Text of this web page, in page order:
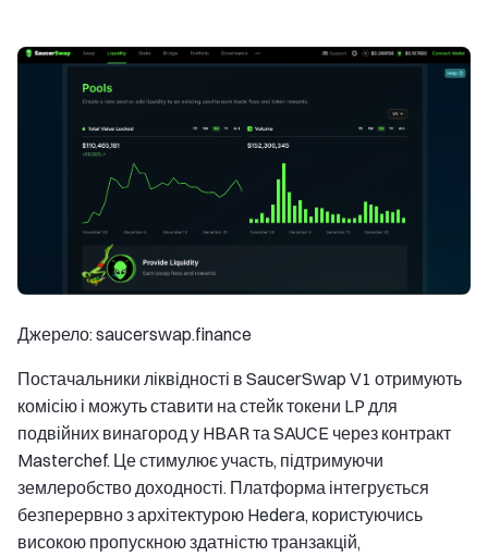
Джерело: saucerswap.finance
Постачальники ліквідності в SaucerSwap V1 отримують
комісію і можуть ставити на стейк токени LP для
подвійних винагород у HBAR та SAUCE через контракт
Masterchef. Це стимулює участь, підтримуючи
землеробство доходності. Платформа інтегрується
безперервно з архітектурою Hedera, користуючись
високою пропускною здатністю транзакцій,